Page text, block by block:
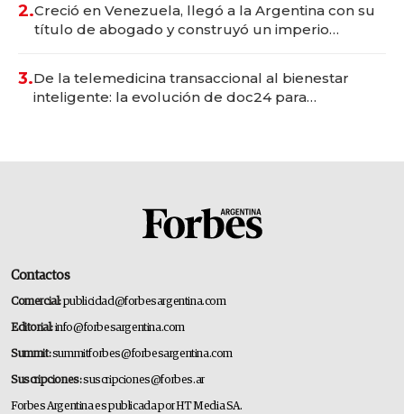
2.Creció en Venezuela, llegó a la Argentina con su
título de abogado y construyó un imperio
3.De la telemedicina transaccional al bienestar
inteligente: la evolución de doc24 para
Contactos
Comercial:publicidad@forbesargentina.com
Editorial:info@forbesargentina.com
Summit:summitforbes@forbesargentina.com
Suscripciones:suscripciones@forbes.ar
Forbes Argentina es publicada por HT Media SA.